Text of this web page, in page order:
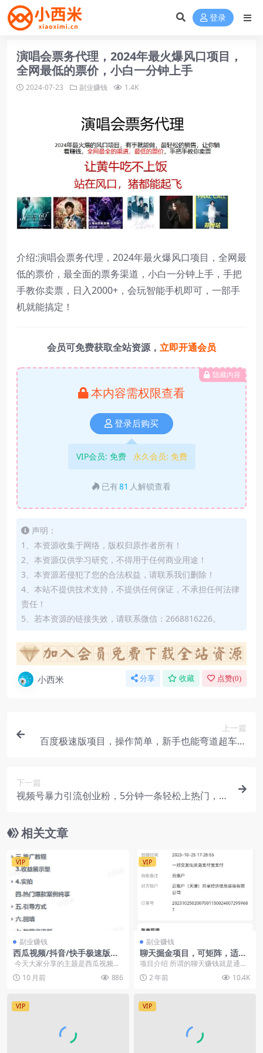
登录
演唱会票务代理，2024年最火爆风口项目，
全网最低的票价，小白一分钟上手
2024-07-23 副业赚钱 1.4K
介绍:演唱会票务代理，2024年最火爆风口项目，全网最
低的票价，最全面的票务渠道，小白一分钟上手，手把
手教你卖票，日入2000+，会玩智能手机即可，一部手
机就能搞定！
会员可免费获取全站资源， 立即开通会员
隐藏内容
本内容需权限查看
登录后购买
VIP会员: 免费 永久会员: 免费
已有81 人解锁查看
声明：
1、本资源收集于网络，版权归原作者所有！
2、本资源仅供学习研究，不得用于任何商业用途！
3、本资源若侵犯了您的合法权益，请联系我们删除！
4、本站不提供技术支持，不提供任何保证，不承担任何法律
责任！
5、若本资源的链接失效，请联系微信：2668816226。
小西米 分享 收藏 点赞(0)
上一篇
百度极速版项目，操作简单，新手也能弯道超车，
下一篇
视频号暴力引流创业粉，5分钟一条轻松上热门，轻
相关文章
VIP
副业赚钱
西瓜视频/抖音/快手极速版拉
新玩法教程，一单13（飞书文
档教程）
今天大家分享的主题是西瓜视频玩
法，借助AI工具进行创作。也是适
合小白...
10 月前 886
VIP
副业赚钱
聊天掘金项目，可矩阵，适合
工作室/个人实操 单号日收益5
0+ 小白轻松玩转聊天项目
项目介绍 所谓的聊天赚钱就是通过
陪人聊天来获得收益，很多人对这
个行业还不够了解，...
2 年前 10.4K
VIP VIP